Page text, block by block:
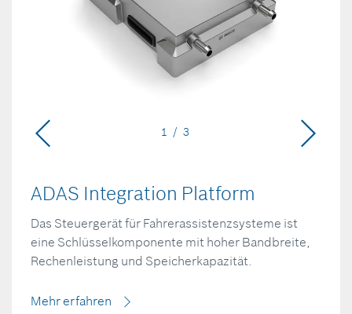
ADAS Integration Platform
Das Steuergerät für Fahrerassistenzsysteme ist
eine Schlüsselkomponente mit hoher Bandbreite,
Rechenleistung und Speicherkapazität.
Mehr erfahren
1 / 3